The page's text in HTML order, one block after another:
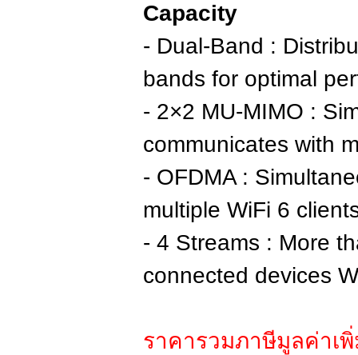
Capacity
- Dual-Band :
bands for optimal
- 2×2 MU-MIMO :
communicates with
- OFDMA :
multiple WiFi 6
- 4 Streams : More
connected devices
ราคารวมภาษีมูลค่าเ